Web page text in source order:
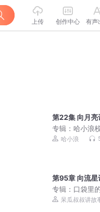
上传 创作中心 有声
第22集 向月亮
专辑： 哈小浪
故事|校园故事
哈小浪
第95章 向流星
专辑： 口袋里
兽|爆笑校园|冒
呆瓜叔叔讲故